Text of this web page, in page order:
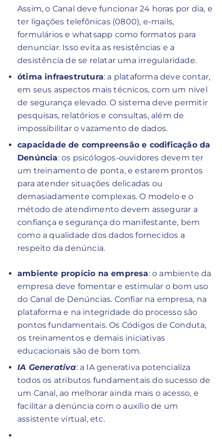
Assim, o Canal deve funcionar 24 horas por dia, e
ter ligações telefônicas (0800), e-mails,
formulários e whatsapp como formatos para
denunciar. Isso evita as resistências e a
desistência de se relatar uma irregularidade.
ótima infraestrutura: a plataforma deve contar,
em seus aspectos mais técnicos, com um nível
de segurança elevado. O sistema deve permitir
pesquisas, relatórios e consultas, além de
impossibilitar o vazamento de dados.
capacidade de compreensão e codificação da
Denúncia: os psicólogos-ouvidores devem ter
um treinamento de ponta, e estarem prontos
para atender situações delicadas ou
demasiadamente complexas. O modelo e o
método de atendimento devem assegurar a
confiança e segurança do manifestante, bem
como a qualidade dos dados fornecidos a
respeito da denúncia.
ambiente propício na empresa: o ambiente da
empresa deve fomentar e estimular o bom uso
do Canal de Denúncias. Confiar na empresa, na
plataforma e na integridade do processo são
pontos fundamentais. Os Códigos de Conduta,
os treinamentos e demais iniciativas
educacionais são de bom tom.
IA Generativa: a IA generativa potencializa
todos os atributos fundamentais do sucesso de
um Canal, ao melhorar ainda mais o acesso, e
facilitar a denúncia com o auxílio de um
assistente virtual, etc.